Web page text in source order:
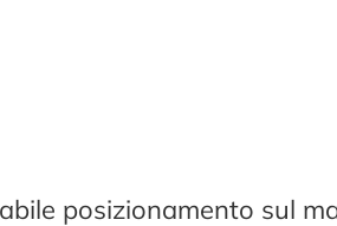
posizionamento sul